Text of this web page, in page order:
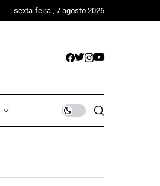
sexta-feira , 7 agosto 2026